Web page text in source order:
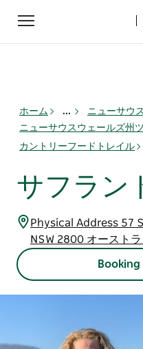
Toggle
navigation
ホーム ...
ニューサウ
ニューサウスウェールズ州
カントリーフードトレイル
サフラン
Physical Address 57
NSW 2800 オースト